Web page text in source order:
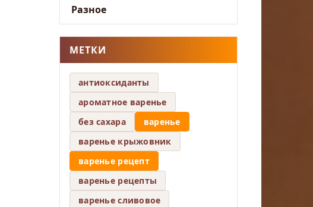
Разное
МЕТКИ
антиоксиданты
ароматное варенье
без сахара
варенье
варенье крыжовник
варенье рецепт
варенье рецепты
варенье сливовое